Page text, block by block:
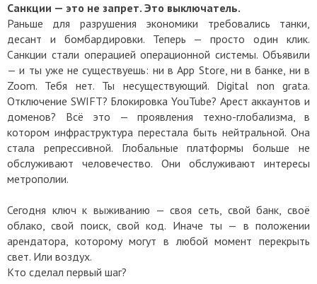
Санкции — это не запрет. Это выключатель.
Раньше для разрушения экономики требовались танки,
десант и бомбардировки. Теперь — просто один клик.
Санкции стали операцией операционной системы. Объявили
— и ты уже не существуешь: ни в App Store, ни в банке, ни в
Zoom. Тебя нет. Ты несуществующий. Digital non grata.
Отключение SWIFT? Блокировка YouTube? Арест аккаунтов и
доменов? Всё это — проявления техно-глобализма, в
котором инфраструктура перестала быть нейтральной. Она
стала репрессивной. Глобальные платформы больше не
обслуживают человечество. Они обслуживают интересы
метрополии.
Сегодня ключ к выживанию — своя сеть, свой банк, своё
облако, свой поиск, свой код. Иначе ты — в положении
арендатора, которому могут в любой момент перекрыть
свет. Или воздух.
Кто сделал первый шаг?